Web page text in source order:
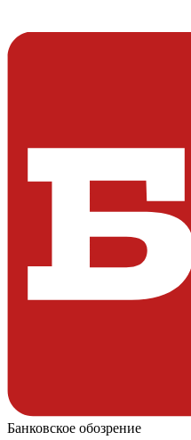
Банковское обозрение